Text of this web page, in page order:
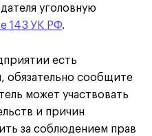
уголовную
143 УК РФ.
есть
обязательно сообщите
может участвовать
и причин
за соблюдением прав